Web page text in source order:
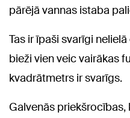
pārējā vannas istaba
Tas ir īpaši svarīgi
bieži vien veic vairākas
kvadrātmetrs ir svarīgs.
Galvenās